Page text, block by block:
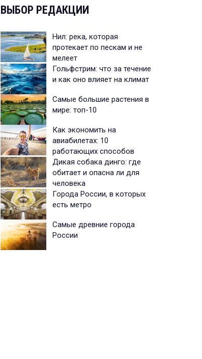
ВЫБОР РЕДАКЦИИ
Нил: река, которая
протекает по пескам и не
мелеет
Гольфстрим: что за течение
и как оно влияет на климат
Самые большие растения в
мире: топ-10
Как экономить на
авиабилетах: 10
работающих способов
Дикая собака динго: где
обитает и опасна ли для
человека
Города России, в которых
есть метро
Самые древние города
России